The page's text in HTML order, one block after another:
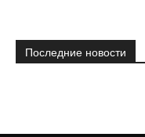
Последние новости